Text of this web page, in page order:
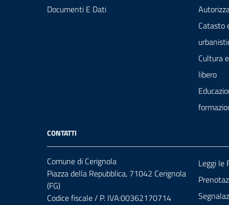
Documenti E Dati
Catasto
Cultura
libero
CONTATTI
Comune di Cerignola
Piazza della Repubblica, 71042 Cerignola
(FG)
Codice fiscale / P. IVA:00362170714
Leggi le